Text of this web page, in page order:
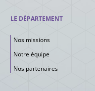
LE DÉPARTEMENT
Nos missions
Notre équipe
Nos partenaires